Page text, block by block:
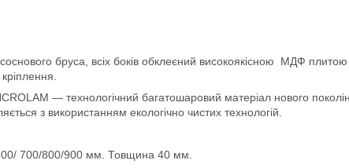
бруса, всіх боків обклеєний високоякісною МДФ
— технологічний багатошаровий матеріал нового
з використанням екологічно чистих технологій.
700/800/900 мм. Товщина 40 мм.